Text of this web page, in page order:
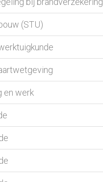
(STU)
en werk